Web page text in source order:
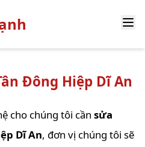
Đông Hiệp Dĩ An
cho chúng tôi cần sửa
Dĩ An, đơn vị chúng tôi sẽ